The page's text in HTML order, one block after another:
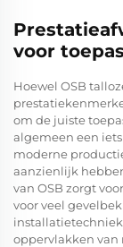
voor
Hoewel OSB
om de juiste
algemeen een
moderne
aanzienlijk
van OSB zorgt
voor veel
oppervlakken van